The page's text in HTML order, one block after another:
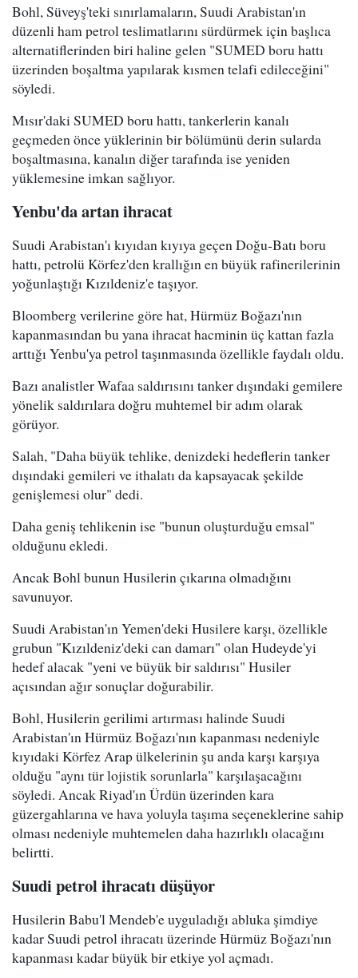
Bohl, Süveyş'teki sınırlamaların, Suudi Arabistan'ın
düzenli ham petrol teslimatlarını sürdürmek için başlıca
alternatiflerinden biri haline gelen "SUMED boru hattı
üzerinden boşaltma yapılarak kısmen telafi edileceğini"
söyledi.
Mısır'daki SUMED boru hattı, tankerlerin kanalı
geçmeden önce yüklerinin bir bölümünü derin sularda
boşaltmasına, kanalın diğer tarafında ise yeniden
yüklemesine imkan sağlıyor.
Yenbu'da artan ihracat
Suudi Arabistan'ı kıyıdan kıyıya geçen Doğu-Batı boru
hattı, petrolü Körfez'den krallığın en büyük rafinerilerinin
yoğunlaştığı Kızıldeniz'e taşıyor.
Bloomberg verilerine göre hat, Hürmüz Boğazı'nın
kapanmasından bu yana ihracat hacminin üç kattan fazla
arttığı Yenbu'ya petrol taşınmasında özellikle faydalı oldu.
Bazı analistler Wafaa saldırısını tanker dışındaki gemilere
yönelik saldırılara doğru muhtemel bir adım olarak
görüyor.
Salah, "Daha büyük tehlike, denizdeki hedeflerin tanker
dışındaki gemileri ve ithalatı da kapsayacak şekilde
genişlemesi olur" dedi.
Daha geniş tehlikenin ise "bunun oluşturduğu emsal"
olduğunu ekledi.
Ancak Bohl bunun Husilerin çıkarına olmadığını
savunuyor.
Suudi Arabistan'ın Yemen'deki Husilere karşı, özellikle
grubun "Kızıldeniz'deki can damarı" olan Hudeyde'yi
hedef alacak "yeni ve büyük bir saldırısı" Husiler
açısından ağır sonuçlar doğurabilir.
Bohl, Husilerin gerilimi artırması halinde Suudi
Arabistan'ın Hürmüz Boğazı'nın kapanması nedeniyle
kıyıdaki Körfez Arap ülkelerinin şu anda karşı karşıya
olduğu "aynı tür lojistik sorunlarla" karşılaşacağını
söyledi. Ancak Riyad'ın Ürdün üzerinden kara
güzergahlarına ve hava yoluyla taşıma seçeneklerine sahip
olması nedeniyle muhtemelen daha hazırlıklı olacağını
belirtti.
Suudi petrol ihracatı düşüyor
Husilerin Babu'l Mendeb'e uyguladığı abluka şimdiye
kadar Suudi petrol ihracatı üzerinde Hürmüz Boğazı'nın
kapanması kadar büyük bir etkiye yol açmadı.